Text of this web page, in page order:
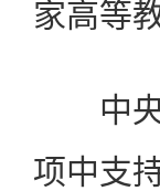
家高等
中央
项中支